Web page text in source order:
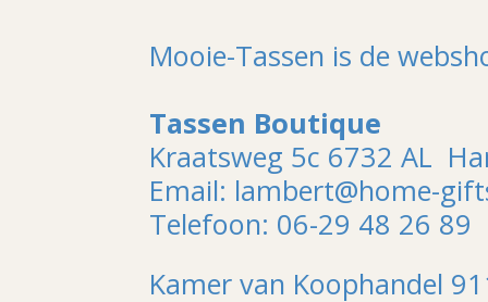
Mooie-Tassen is de
Tassen Boutique
Kraatsweg 5c 6732 AL
Email: lambert@home-
Telefoon: 06-29 48 26 89
Kamer van Koophandel